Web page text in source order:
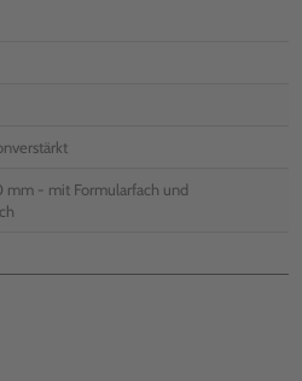
mm - mit Formularfach und